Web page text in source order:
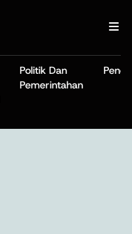
Politik Dan
Pemerintahan